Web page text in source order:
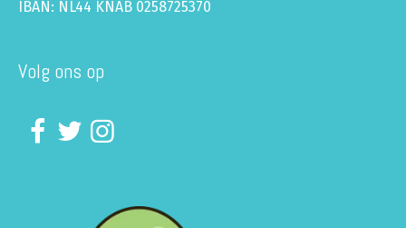
IBAN: NL44 KNAB 0258725370
Volg ons op